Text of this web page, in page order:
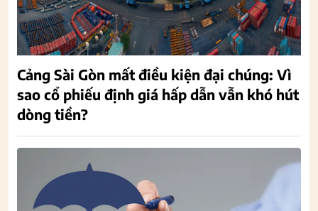
Cảng Sài Gòn mất điều kiện đại chúng: Vì
sao cổ phiếu định giá hấp dẫn vẫn khó hút
dòng tiền?